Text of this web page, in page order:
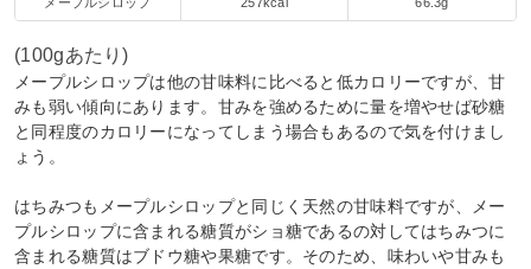
(100gあたり)
メープルシロップは他の甘味料に比べると低カロリーですが、甘
みも弱い傾向にあります。甘みを強めるために量を増やせば砂糖
と同程度のカロリーになってしまう場合もあるので気を付けまし
ょう。
はちみつもメープルシロップと同じく天然の甘味料ですが、メー
プルシロップに含まれる糖質がショ糖であるの対してはちみつに
含まれる糖質はブドウ糖や果糖です。そのため、味わいや甘みも